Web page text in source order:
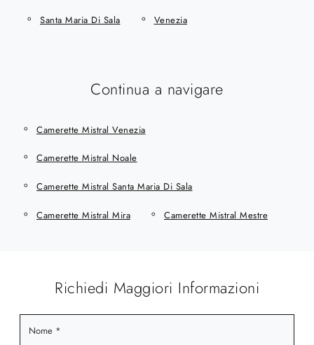
Santa Maria Di Sala Venezia
Continua a navigare
Camerette Mistral Venezia
Camerette Mistral Noale
Camerette Mistral Santa Maria Di Sala
Camerette Mistral Mira Camerette Mistral Mestre
Richiedi Maggiori Informazioni